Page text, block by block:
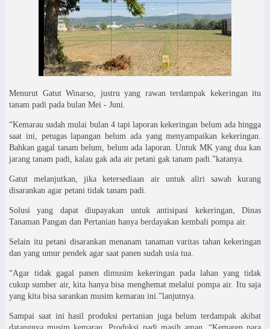
Menurut Gatut Winarso, justru yang rawan terdampak kekeringan itu
tanam padi pada bulan Mei - Juni.
“Kemarau sudah mulai bulan 4 tapi laporan kekeringan belum ada hingga
saat ini, petugas lapangan belum ada yang menyampaikan kekeringan.
Bahkan gagal tanam belum, belum ada laporan. Untuk MK yang dua kan
jarang tanam padi, kalau gak ada air petani gak tanam padi.”katanya.
Gatut melanjutkan, jika ketersediaan air untuk aliri sawah kurang
disarankan agar petani tidak tanam padi.
Solusi yang dapat diupayakan untuk antisipasi kekeringan, Dinas
Tanaman Pangan dan Pertanian hanya berdayakan kembali pompa air.
Selain itu petani disarankan menanam tanaman varitas tahan kekeringan
dan yang umur pendek agar saat panen sudah usia tua.
“Agar tidak gagal panen dimusim kekeringan pada lahan yang tidak
cukup sumber air, kita hanya bisa menghemat melalui pompa air. Itu saja
yang kita bisa sarankan musim kemarau ini.”lanjutnya.
Sampai saat ini hasil produksi pertanian juga belum terdampak akibat